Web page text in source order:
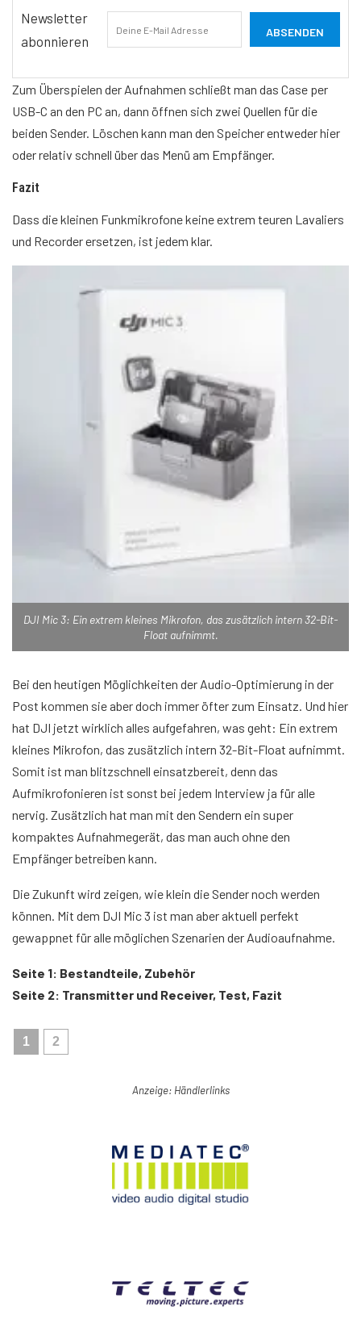
Newsletter
abonnieren
Zum Überspielen der Aufnahmen schließt man das Case per
USB-C an den PC an, dann öffnen sich zwei Quellen für die
beiden Sender. Löschen kann man den Speicher entweder hier
oder relativ schnell über das Menü am Empfänger.
Fazit
Dass die kleinen Funkmikrofone keine extrem teuren Lavaliers
und Recorder ersetzen, ist jedem klar.
DJI Mic 3: Ein extrem kleines Mikrofon, das zusätzlich intern 32-Bit-
Float aufnimmt.
Bei den heutigen Möglichkeiten der Audio-Optimierung in der
Post kommen sie aber doch immer öfter zum Einsatz. Und hier
hat DJI jetzt wirklich alles aufgefahren, was geht: Ein extrem
kleines Mikrofon, das zusätzlich intern 32-Bit-Float aufnimmt.
Somit ist man blitzschnell einsatzbereit, denn das
Aufmikrofonieren ist sonst bei jedem Interview ja für alle
nervig. Zusätzlich hat man mit den Sendern ein super
kompaktes Aufnahmegerät, das man auch ohne den
Empfänger betreiben kann.
Die Zukunft wird zeigen, wie klein die Sender noch werden
können. Mit dem DJI Mic 3 ist man aber aktuell perfekt
gewappnet für alle möglichen Szenarien der Audioaufnahme.
Seite 1: Bestandteile, Zubehör
Seite 2: Transmitter und Receiver, Test, Fazit
1 2
Anzeige: Händlerlinks